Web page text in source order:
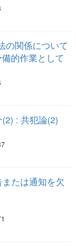
の関係について
的作業として
: 共犯論(2)
たは通知を欠